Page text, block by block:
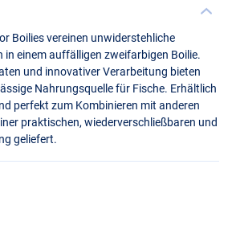
Boilies vereinen unwiderstehliche
in einem auffälligen zweifarbigen Boilie.
und innovativer Verarbeitung bieten
Nahrungsquelle für Fische. Erhältlich
perfekt zum Kombinieren mit anderen
praktischen, wiederverschließbaren und
geliefert.